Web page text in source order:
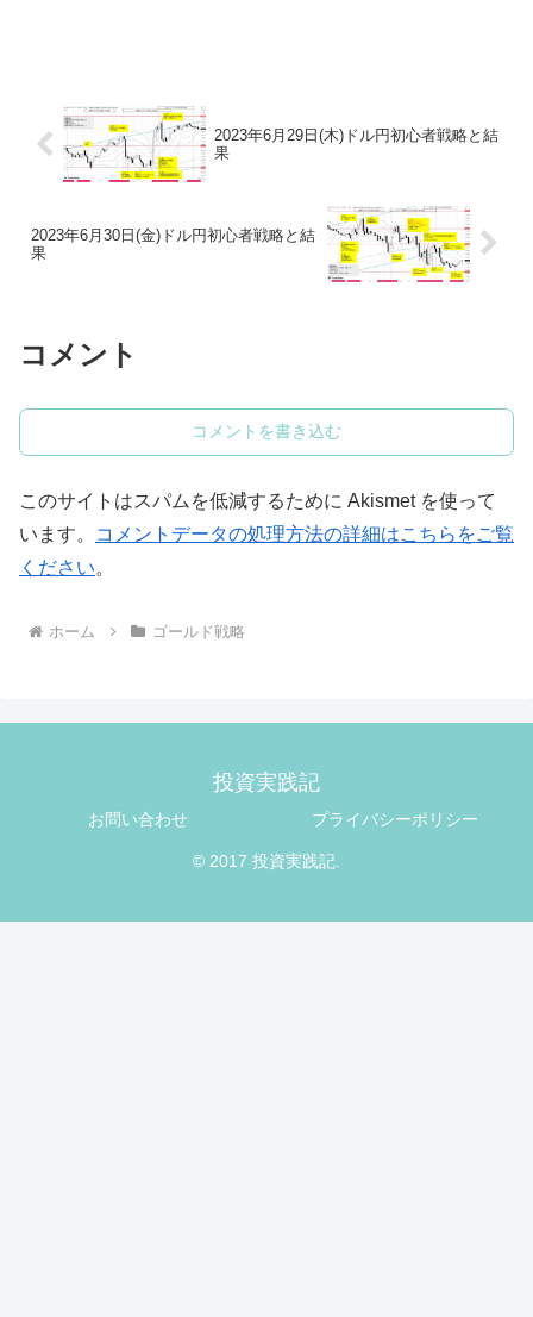
2023年6月29日(木)ドル円初心者戦略と結
果
2023年6月30日(金)ドル円初心者戦略と結
果
コメント
コメントを書き込む
このサイトはスパムを低減するために Akismet を使って
います。
コメントデータの処理方法の詳細はこちらをご覧
ください。
ホーム ゴールド戦略
投資実践記
お問い合わせ プライバシーポリシー
© 2017 投資実践記.